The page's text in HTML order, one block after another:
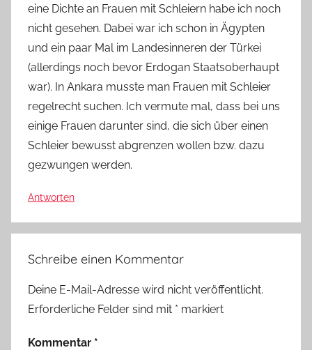
eine Dichte an Frauen mit Schleiern habe ich noch
nicht gesehen. Dabei war ich schon in Ägypten
und ein paar Mal im Landesinneren der Türkei
(allerdings noch bevor Erdogan Staatsoberhaupt
war). In Ankara musste man Frauen mit Schleier
regelrecht suchen. Ich vermute mal, dass bei uns
einige Frauen darunter sind, die sich über einen
Schleier bewusst abgrenzen wollen bzw. dazu
gezwungen werden.
Antworten
Schreibe einen Kommentar
Deine E-Mail-Adresse wird nicht veröffentlicht.
Erforderliche Felder sind mit * markiert
Kommentar *